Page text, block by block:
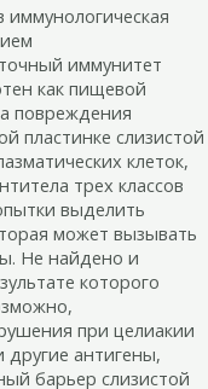
иммунитет
как пищевой
повреждения
пластинке слизистой
клеток,
трех классов
выделить
может вызывать
Не найдено и
которого
при целиакии
другие антигены,
барьер слизистой